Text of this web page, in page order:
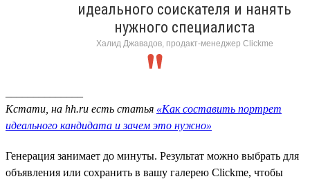
идеального соискателя и нанять
нужного специалиста
Халид Джавадов, продакт-менеджер Clickme
Кстати, на hh.ru есть статья «Как составить портрет
идеального кандидата и зачем это нужно»
Генерация занимает до минуты. Результат можно выбрать для
объявления или сохранить в вашу галерею Clickme, чтобы